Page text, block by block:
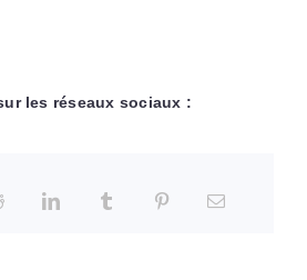
les réseaux sociaux :